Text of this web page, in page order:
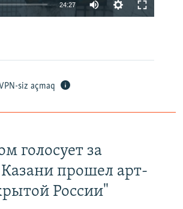
24:27
siz açmaq
голосует за
прошел арт-
России"